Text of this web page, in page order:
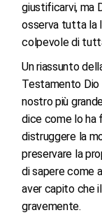
giustificarvi, ma
osserva tutta la
colpevole di
Un riassunto
Testamento Dio
nostro più
dice come lo ha
distruggere la
preservare la
di sapere come
aver capito che
gravemente.